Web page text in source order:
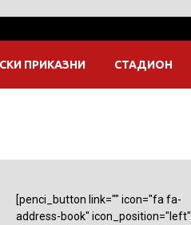
ПРИКАЗНИ СТАДИОН
[penci_button link="" icon="fa fa-
address-book" icon_position="left"